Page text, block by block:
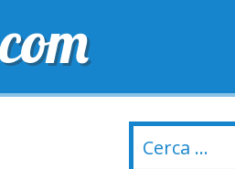
NUOVI NEGOZI